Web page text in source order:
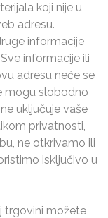
koji nije u
adresu.
informacije
informacije ili
adresu neće se
mogu slobodno
uključuje vaše
privatnosti,
ne otkrivamo ili
isključivo u
trgovini možete